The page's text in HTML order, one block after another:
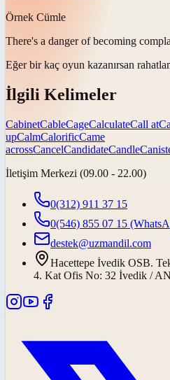
Örnek Cümle
There's a danger of becoming
Eğer bir kaç oyun kazanırsan
İlgili Kelimeler
CabinetCableCageCalculateCall at
upCalmCalorificCame
acrossCancelCandidateCandle
İletişim Merkezi (09.00 - 22.00)
0(312) 911 37 15
0(546) 855 07 15
destek@uzmandil.com
Hacettepe İvedik OSB.
4. Kat Ofis No: 32 İvedik /